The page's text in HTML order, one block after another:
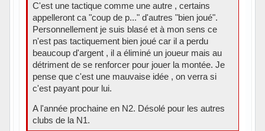
C'est une tactique comme une autre , certains
appelleront ca "coup de p..." d'autres "bien joué".
Personnellement je suis blasé et à mon sens ce
n'est pas tactiquement bien joué car il a perdu
beaucoup d'argent , il a éliminé un joueur mais au
détriment de se renforcer pour jouer la montée. Je
pense que c'est une mauvaise idée , on verra si
c'est payant pour lui.
A l'année prochaine en N2. Désolé pour les autres
clubs de la N1.